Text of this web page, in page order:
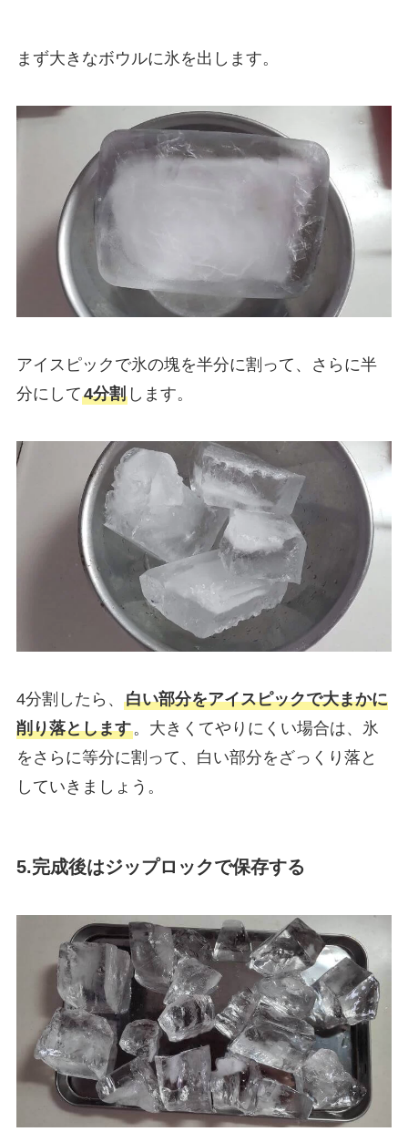
まず大きなボウルに氷を出します。
アイスピックで氷の塊を半分に割って、さらに半
分にして4分割します。
4分割したら、 白い部分をアイスピックで大まかに
削り落とします。大きくてやりにくい場合は、氷
をさらに等分に割って、白い部分をざっくり落と
していきましょう。
5.完成後はジップロックで保存する